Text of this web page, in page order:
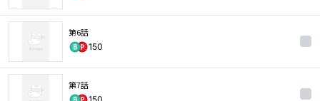
第6話
150
第7話